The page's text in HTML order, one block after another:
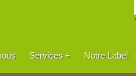
Services + Notre Label